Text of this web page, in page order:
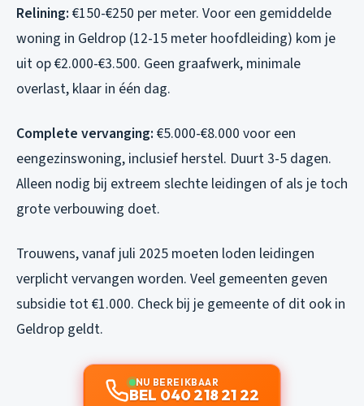
Relining: €150-€250 per meter. Voor een gemiddelde
woning in Geldrop (12-15 meter hoofdleiding) kom je
uit op €2.000-€3.500. Geen graafwerk, minimale
overlast, klaar in één dag.
Complete vervanging: €5.000-€8.000 voor een
eengezinswoning, inclusief herstel. Duurt 3-5 dagen.
Alleen nodig bij extreem slechte leidingen of als je toch
grote verbouwing doet.
Trouwens, vanaf juli 2025 moeten loden leidingen
verplicht vervangen worden. Veel gemeenten geven
subsidie tot €1.000. Check bij je gemeente of dit ook in
Geldrop geldt.
NU BEREIKBAAR
BEL 040 218 21 22